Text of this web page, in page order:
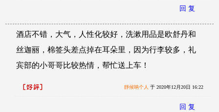
回 复
酒店不错，大气，人性化较好，洗漱用品是欧舒丹和
丝迦丽，棉签头差点掉在耳朵里，因为行李较多，礼
宾部的小哥哥比较热情，帮忙送上车！
靜候呐个人 于 2020年12月20日 16:22
回 复